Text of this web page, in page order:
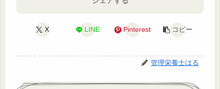
X LINE Pinterest コピー
管理栄養士はる